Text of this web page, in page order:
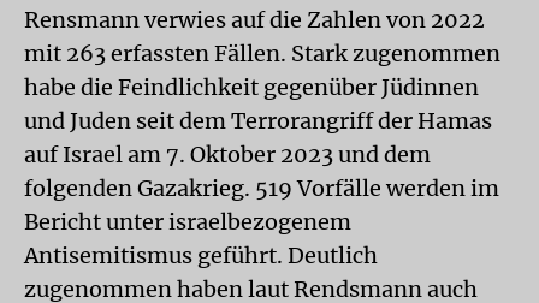
Rensmann verwies auf die Zahlen von 2022
mit 263 erfassten Fällen. Stark zugenommen
habe die Feindlichkeit gegenüber Jüdinnen
und Juden seit dem Terrorangriff der Hamas
auf Israel am 7. Oktober 2023 und dem
folgenden Gazakrieg. 519 Vorfälle werden im
Bericht unter israelbezogenem
Antisemitismus geführt. Deutlich
zugenommen haben laut Rendsmann auch